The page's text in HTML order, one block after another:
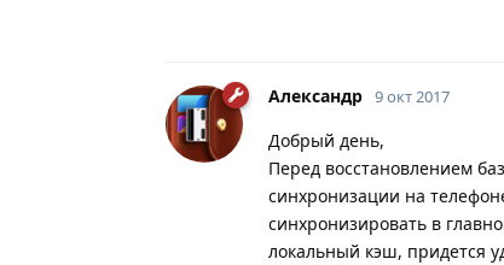
Александр 9 окт 2017
Добрый день,
Перед восстановлением
синхронизации на
синхронизировать в
локальный кэш, придется